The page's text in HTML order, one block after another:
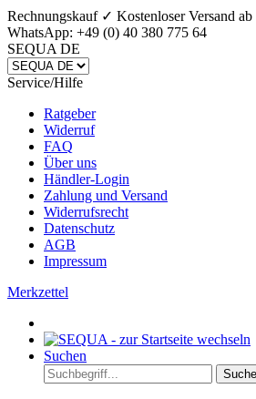
Rechnungskauf ✓ Kostenloser Versand
WhatsApp: +49 (0) 40 380 775 64
SEQUA DE
Service/Hilfe
Ratgeber
Widerruf
FAQ
Über uns
Händler-Login
Zahlung und Versand
Widerrufsrecht
Datenschutz
AGB
Impressum
Merkzettel
Suchen